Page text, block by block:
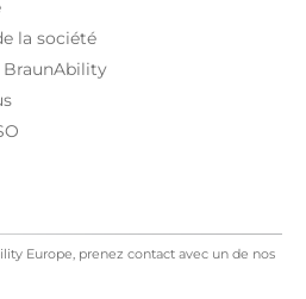
la société
BraunAbility
Europe, prenez contact avec un de nos